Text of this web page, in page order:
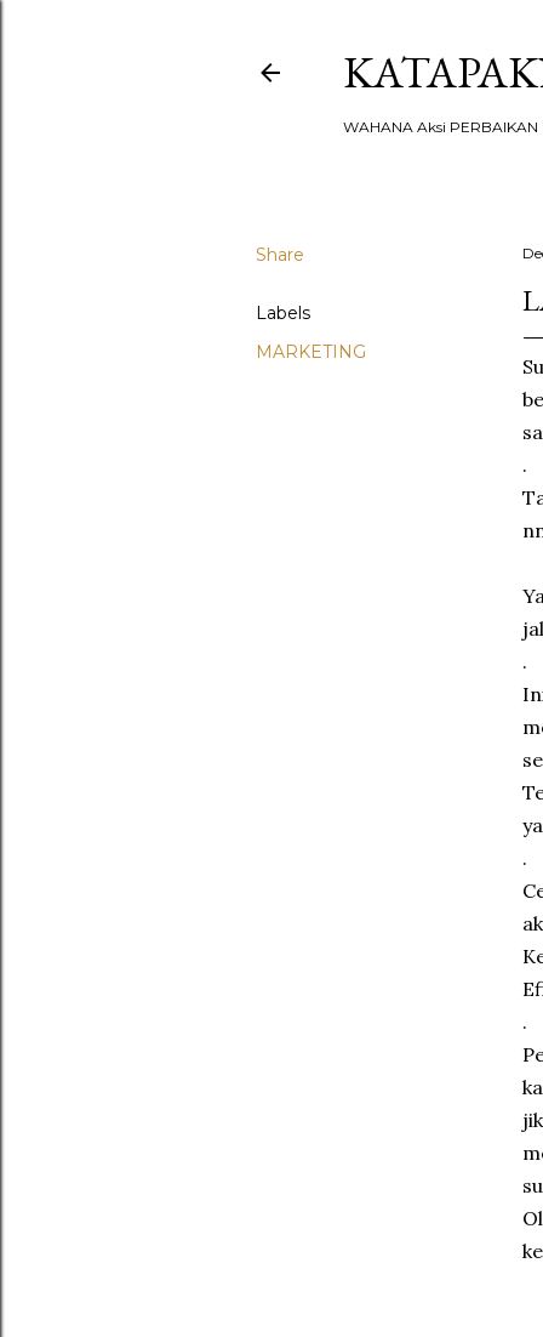
WAHANA Aksi
Share
Labels
MARKETING
.
.
.
.